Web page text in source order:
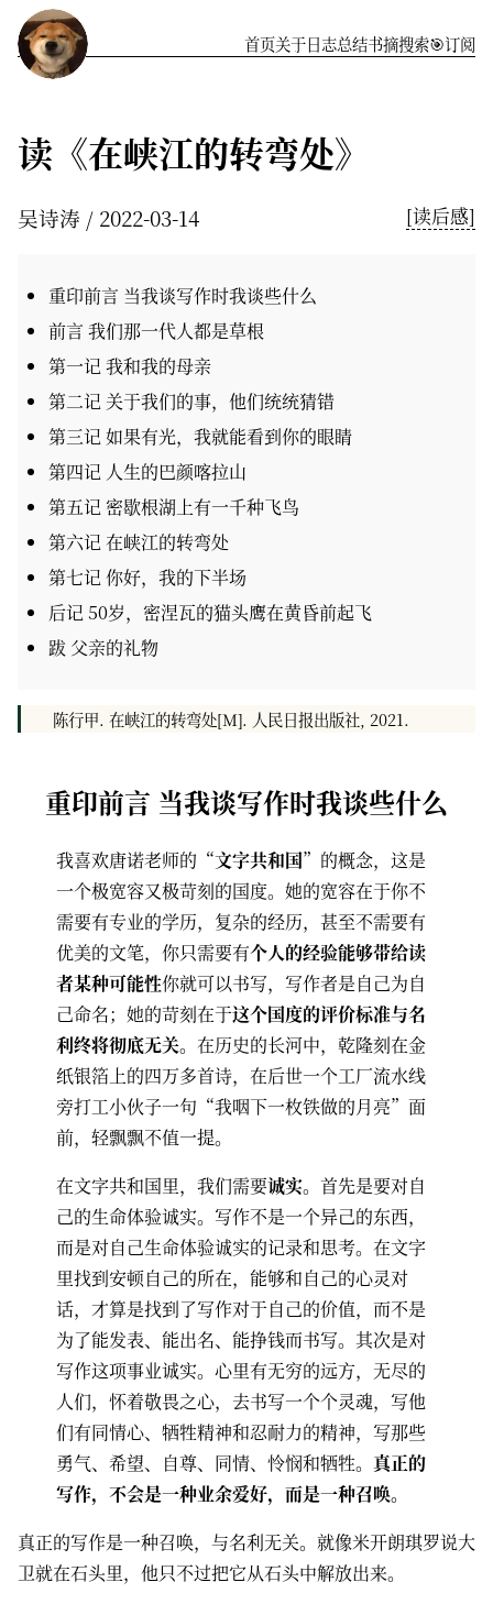
首页关于️日志总结书摘搜索🎯订阅
读《在峡江的转弯处》
吴诗涛 2022-03-14 [读后感]
重印前言 当我谈写作时我谈些什么
前言 我们那一代人都是草根
第一记 我和我的母亲
第二记 关于我们的事，他们统统猜错
第三记 如果有光，我就能看到你的眼睛
第四记 人生的巴颜喀拉山
第五记 密歇根湖上有一千种飞鸟
第六记 在峡江的转弯处
第七记 你好，我的下半场
后记 50岁，密涅瓦的猫头鹰在黄昏前起飞
跋 父亲的礼物
陈行甲. 在峡江的转弯处[M]. 人民日报出版社, 2021.
重印前言 当我谈写作时我谈些什么
我喜欢唐诺老师的“文字共和国”的概念，这是
一个极宽容又极苛刻的国度。她的宽容在于你不
需要有专业的学历，复杂的经历，甚至不需要有
优美的文笔，你只需要有个人的经验能够带给读
者某种可能性你就可以书写，写作者是自己为自
己命名；她的苛刻在于这个国度的评价标准与名
利终将彻底无关。在历史的长河中，乾隆刻在金
纸银箔上的四万多首诗，在后世一个工厂流水线
旁打工小伙子一句“我咽下一枚铁做的月亮”面
前，轻飘飘不值一提。
在文字共和国里，我们需要诚实。首先是要对自
己的生命体验诚实。写作不是一个异己的东西，
而是对自己生命体验诚实的记录和思考。在文字
里找到安顿自己的所在，能够和自己的心灵对
话，才算是找到了写作对于自己的价值，而不是
为了能发表、能出名、能挣钱而书写。其次是对
写作这项事业诚实。心里有无穷的远方，无尽的
人们，怀着敬畏之心，去书写一个个灵魂，写他
们有同情心、牺牲精神和忍耐力的精神，写那些
勇气、希望、自尊、同情、怜悯和牺牲。 真正的
写作，不会是一种业余爱好，而是一种召唤。
真正的写作是一种召唤，与名利无关。就像米开朗琪罗说大
卫就在石头里，他只不过把它从石头中解放出来。